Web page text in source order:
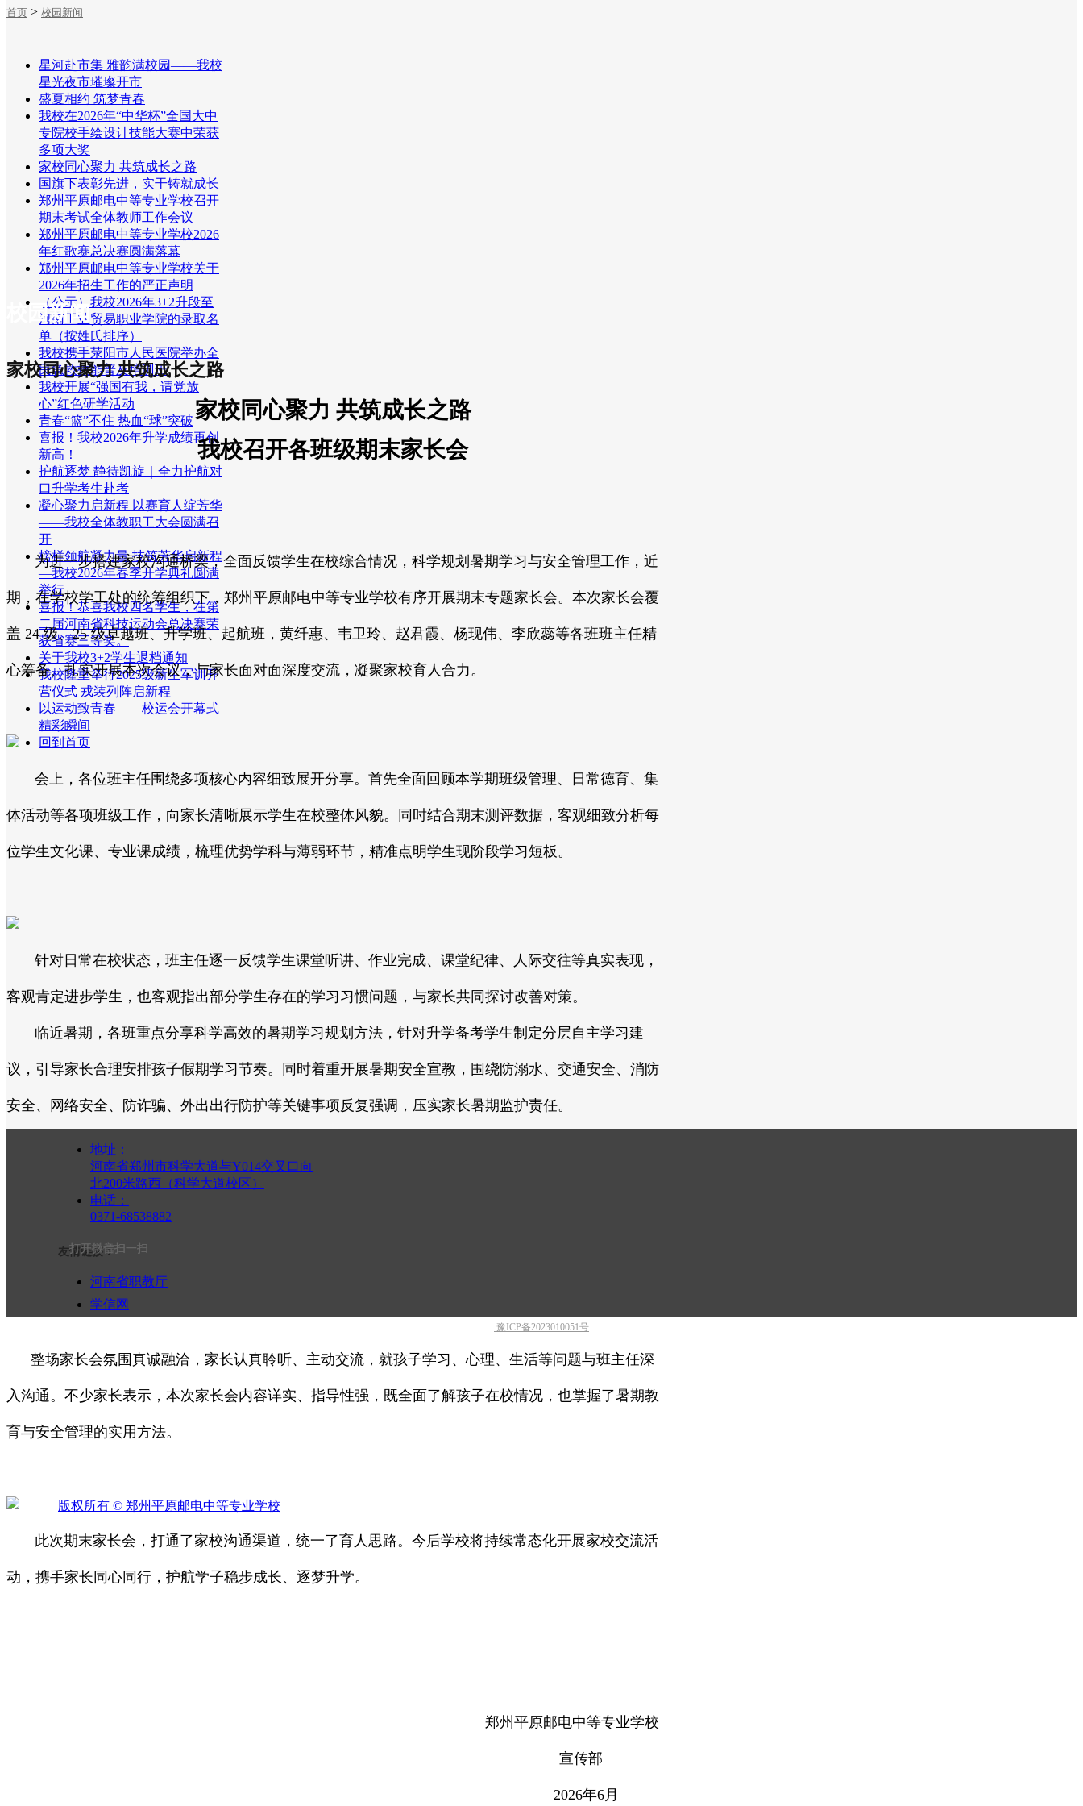
首页 > 校园新闻
星河赴市集 雅韵满校园——我校
星光夜市璀璨开市
盛夏相约 筑梦青春
我校在2026年“中华杯”全国大中
专院校手绘设计技能大赛中荣获
多项大奖
家校同心聚力 共筑成长之路
国旗下表彰先进，实干铸就成长
郑州平原邮电中等专业学校召开
期末考试全体教师工作会议
郑州平原邮电中等专业学校2026
年红歌赛总决赛圆满落幕
郑州平原邮电中等专业学校关于
2026年招生工作的严正声明
（公示）我校2026年3+2升段至
河南工业贸易职业学院的录取名
单（按姓氏排序）
我校携手荥阳市人民医院举办全
民急救技能普及培训班
我校开展“强国有我，请党放
心”红色研学活动
青春“篮”不住 热血“球”突破
喜报！我校2026年升学成绩再创
新高！
护航逐梦 静待凯旋｜全力护航对
口升学考生赴考
凝心聚力启新程 以赛育人绽芳华
——我校全体教职工大会圆满召
开
榜样领航凝力量 技筑芳华启新程
—我校2026年春季开学典礼圆满
举行
喜报！恭喜我校四名学生，在第
二届河南省科技运动会总决赛荣
获省赛三等奖。
关于我校3+2学生退档通知
我校隆重举行2025级新生军训开
营仪式 戎装列阵启新程
以运动致青春——校运会开幕式
精彩瞬间
回到首页
校园新闻
家校同心聚力 共筑成长之路
家校同心聚力 共筑成长之路
我校召开各班级期末家长会
为进一步搭建家校沟通桥梁，全面反馈学生在校综合情况，科学规划暑期学习与安全管理工作，近
期，在学校学工处的统筹组织下，郑州平原邮电中等专业学校有序开展期末专题家长会。本次家长会覆
盖 24 级、25 级卓越班、升学班、起航班，黄纤惠、韦卫玲、赵君霞、杨现伟、李欣蕊等各班班主任精
心筹备、扎实开展本次会议，与家长面对面深度交流，凝聚家校育人合力。
会上，各位班主任围绕多项核心内容细致展开分享。首先全面回顾本学期班级管理、日常德育、集
体活动等各项班级工作，向家长清晰展示学生在校整体风貌。同时结合期末测评数据，客观细致分析每
位学生文化课、专业课成绩，梳理优势学科与薄弱环节，精准点明学生现阶段学习短板。
针对日常在校状态，班主任逐一反馈学生课堂听讲、作业完成、课堂纪律、人际交往等真实表现，
客观肯定进步学生，也客观指出部分学生存在的学习习惯问题，与家长共同探讨改善对策。
临近暑期，各班重点分享科学高效的暑期学习规划方法，针对升学备考学生制定分层自主学习建
议，引导家长合理安排孩子假期学习节奏。同时着重开展暑期安全宣教，围绕防溺水、交通安全、消防
安全、网络安全、防诈骗、外出出行防护等关键事项反复强调，压实家长暑期监护责任。
此外，班主任现场详细解读国家及学校学生资助相关政策，清晰介绍资助申请条件、办理流程、补
贴标准，打消家长就学经济顾虑，保障每一位学生都能安心就学。
整场家长会氛围真诚融洽，家长认真聆听、主动交流，就孩子学习、心理、生活等问题与班主任深
入沟通。不少家长表示，本次家长会内容详实、指导性强，既全面了解孩子在校情况，也掌握了暑期教
育与安全管理的实用方法。
此次期末家长会，打通了家校沟通渠道，统一了育人思路。今后学校将持续常态化开展家校交流活
动，携手家长同心同行，护航学子稳步成长、逐梦升学。
郑州平原邮电中等专业学校
宣传部
2026年6月
地址：
河南省郑州市科学大道与Y014交叉口向
北200米路西（科学大道校区）
电话：
0371-68538882
友情链接：
河南省职教厅
学信网
打开抖音扫一扫
打开微信扫一扫
版权所有 © 郑州平原邮电中等专业学校
豫ICP备2023010051号